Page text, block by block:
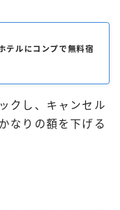
テルにコンプで無料宿
クし、キャンセル
なりの額を下げる